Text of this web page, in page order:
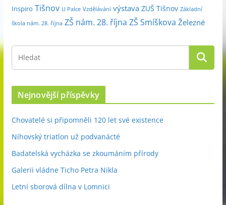
Inspiro Tišnov U Palce Vzdělávání výstava ZUŠ Tišnov Základní
škola nám. 28. října ZŠ nám. 28. října ZŠ Smíškova Železné
Nejnovější příspěvky
Chovatelé si připomněli 120 let své existence
Níhovský triatlon už podvanácté
Badatelská vycházka se zkoumáním přírody
Galerii vládne Ticho Petra Nikla
Letní sborová dílna v Lomnici